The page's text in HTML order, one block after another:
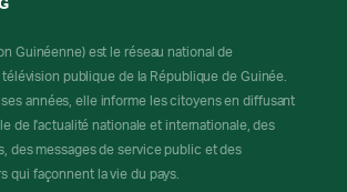
Guinéenne) est le réseau national de
publique de la République de Guinée.
années, elle informe les citoyens en diffusant
de l'actualité nationale et internationale, des
des messages de service public et des
qui façonnent la vie du pays.